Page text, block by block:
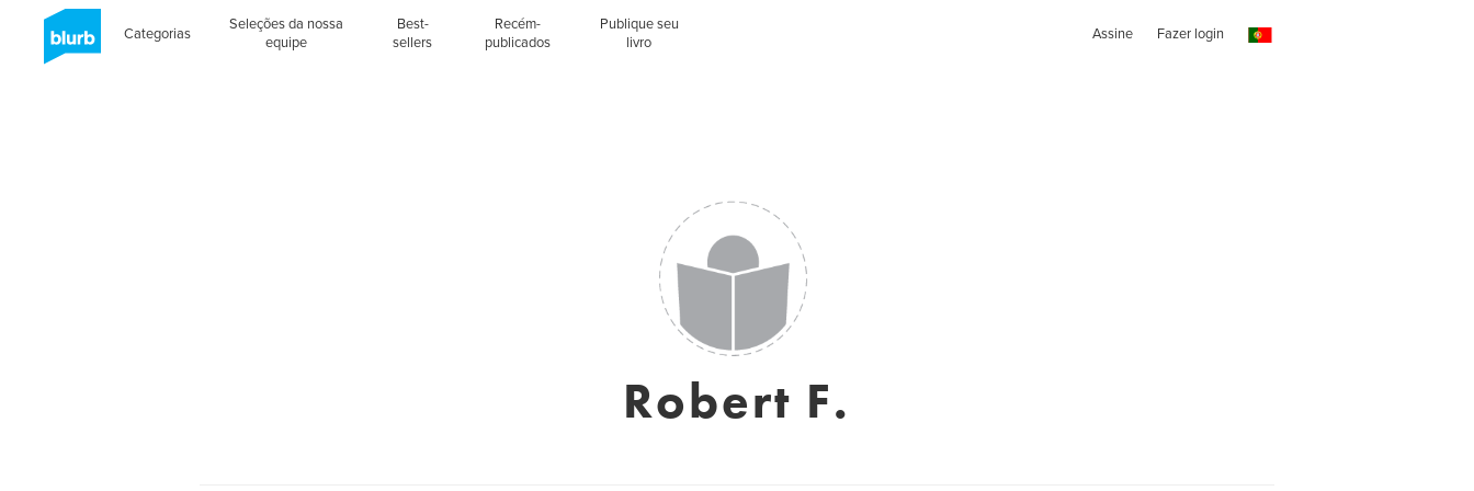
Categorias
Seleções da nossa
equipe
Best-
sellers
Recém-
publicados
Publique seu
livro
Assine Fazer login
Robert F.